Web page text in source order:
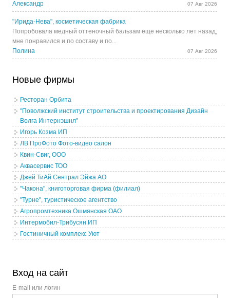
Александр 07 Авг 2026
"Ирида-Нева", косметическая фабрика
Попробовала медный оттеночный бальзам еще несколько лет назад,
мне понравился и по составу и по...
Полина
07 Авг 2026
Новые фирмы
Ресторан Орбита
"Поволжский институт строительства и проектирования Дизайн
Волга Интернэшнл"
Игорь Козма ИП
ЛВ ПроФото Фото-видео салон
Квин-Свиг, ООО
Аквасервис ТОО
Джей ТиАй Сентрал Эйжа АО
"Чакона", книготорговая фирма (филиал)
"Турне", туристическое агентство
Агропромтехника Ошмянская ОАО
Интермобил-Трибусян ИП
Гостиничный комплекс Уют
Вход на сайт
E-mail или логин